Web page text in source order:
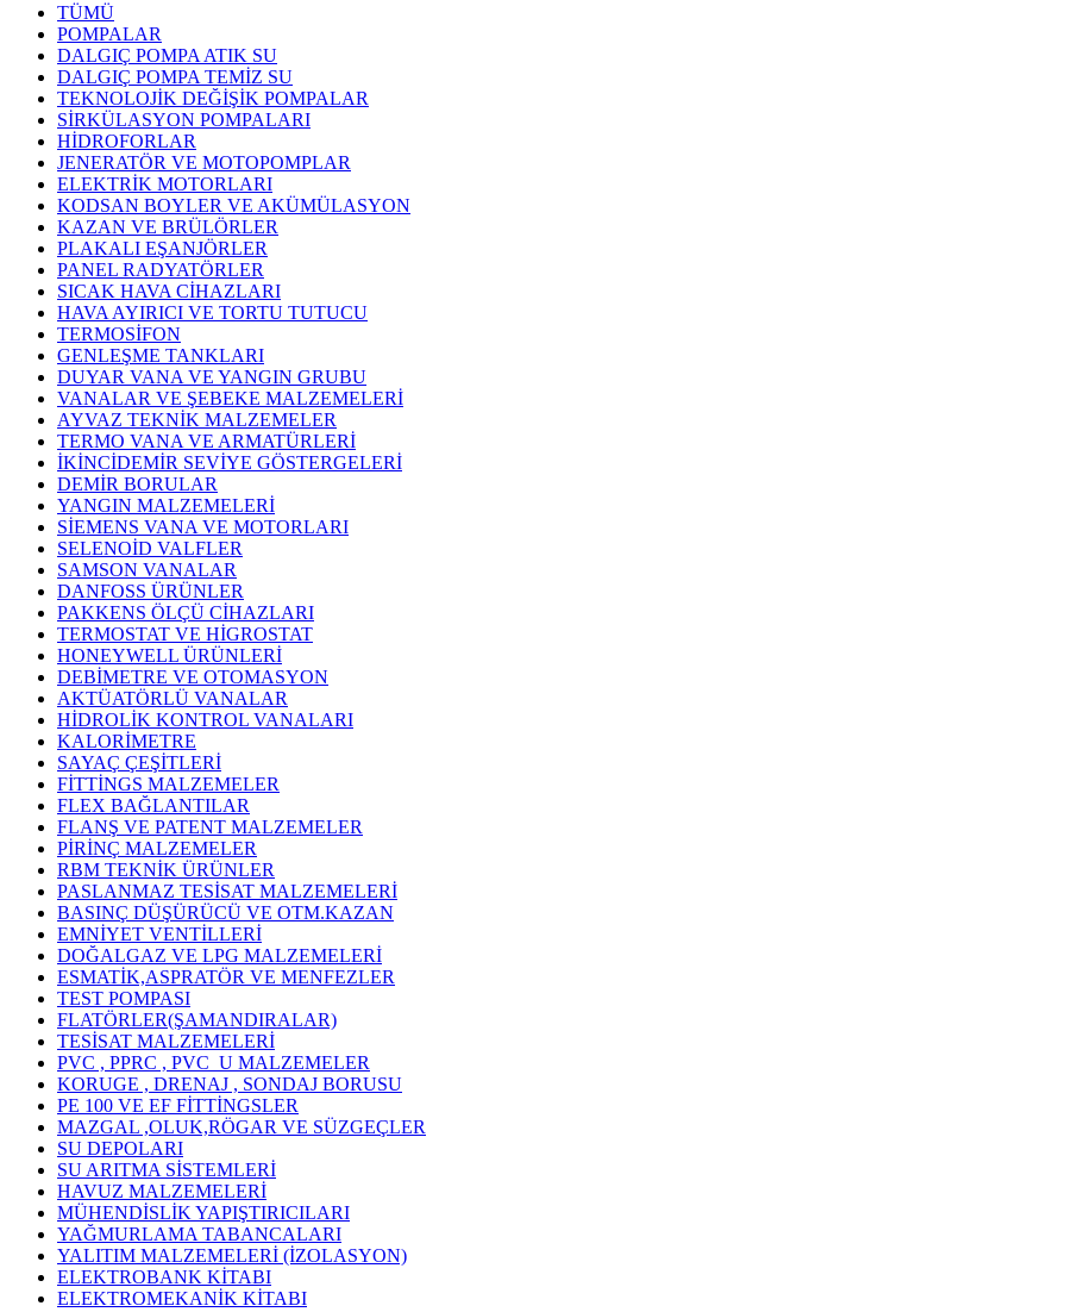
TÜMÜ
POMPALAR
DALGIÇ POMPA ATIK SU
DALGIÇ POMPA TEMİZ SU
TEKNOLOJİK DEĞİŞİK POMPALAR
SİRKÜLASYON POMPALARI
HİDROFORLAR
JENERATÖR VE MOTOPOMPLAR
ELEKTRİK MOTORLARI
KODSAN BOYLER VE AKÜMÜLASYON
KAZAN VE BRÜLÖRLER
PLAKALI EŞANJÖRLER
PANEL RADYATÖRLER
SICAK HAVA CİHAZLARI
HAVA AYIRICI VE TORTU TUTUCU
TERMOSİFON
GENLEŞME TANKLARI
DUYAR VANA VE YANGIN GRUBU
VANALAR VE ŞEBEKE MALZEMELERİ
AYVAZ TEKNİK MALZEMELER
TERMO VANA VE ARMATÜRLERİ
İKİNCİDEMİR SEVİYE GÖSTERGELERİ
DEMİR BORULAR
YANGIN MALZEMELERİ
SİEMENS VANA VE MOTORLARI
SELENOİD VALFLER
SAMSON VANALAR
DANFOSS ÜRÜNLER
PAKKENS ÖLÇÜ CİHAZLARI
TERMOSTAT VE HİGROSTAT
HONEYWELL ÜRÜNLERİ
DEBİMETRE VE OTOMASYON
AKTÜATÖRLÜ VANALAR
HİDROLİK KONTROL VANALARI
KALORİMETRE
SAYAÇ ÇEŞİTLERİ
FİTTİNGS MALZEMELER
FLEX BAĞLANTILAR
FLANŞ VE PATENT MALZEMELER
PİRİNÇ MALZEMELER
RBM TEKNİK ÜRÜNLER
PASLANMAZ TESİSAT MALZEMELERİ
BASINÇ DÜŞÜRÜCÜ VE OTM.KAZAN
EMNİYET VENTİLLERİ
DOĞALGAZ VE LPG MALZEMELERİ
ESMATİK,ASPRATÖR VE MENFEZLER
TEST POMPASI
FLATÖRLER(ŞAMANDIRALAR)
TESİSAT MALZEMELERİ
PVC , PPRC , PVC_U MALZEMELER
KORUGE , DRENAJ , SONDAJ BORUSU
PE 100 VE EF FİTTİNGSLER
MAZGAL ,OLUK,RÖGAR VE SÜZGEÇLER
SU DEPOLARI
SU ARITMA SİSTEMLERİ
HAVUZ MALZEMELERİ
MÜHENDİSLİK YAPIŞTIRICILARI
YAĞMURLAMA TABANCALARI
YALITIM MALZEMELERİ (İZOLASYON)
ELEKTROBANK KİTABI
ELEKTROMEKANİK KİTABI